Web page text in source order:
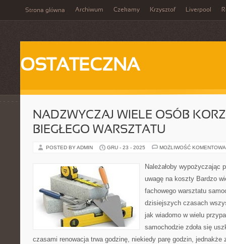
Strona główna Archiwum Czekamy Krzysztof Liverpool
OSTATECZNA
NADZWYCZAJ WIELE OSÓB
BIEGŁEGO WARSZTATU
POSTED BY ADMIN GRU - 23 - 2025 MOŻLIWOŚĆ
Należałoby wypożyczając
uwagę na koszty Bardzo
fachowego warsztatu
dzisiejszych czasach
jak wiadomo w wielu
samochodzie zdoła się
czasami renowacja trwa godzinę, niekiedy parę godzin,